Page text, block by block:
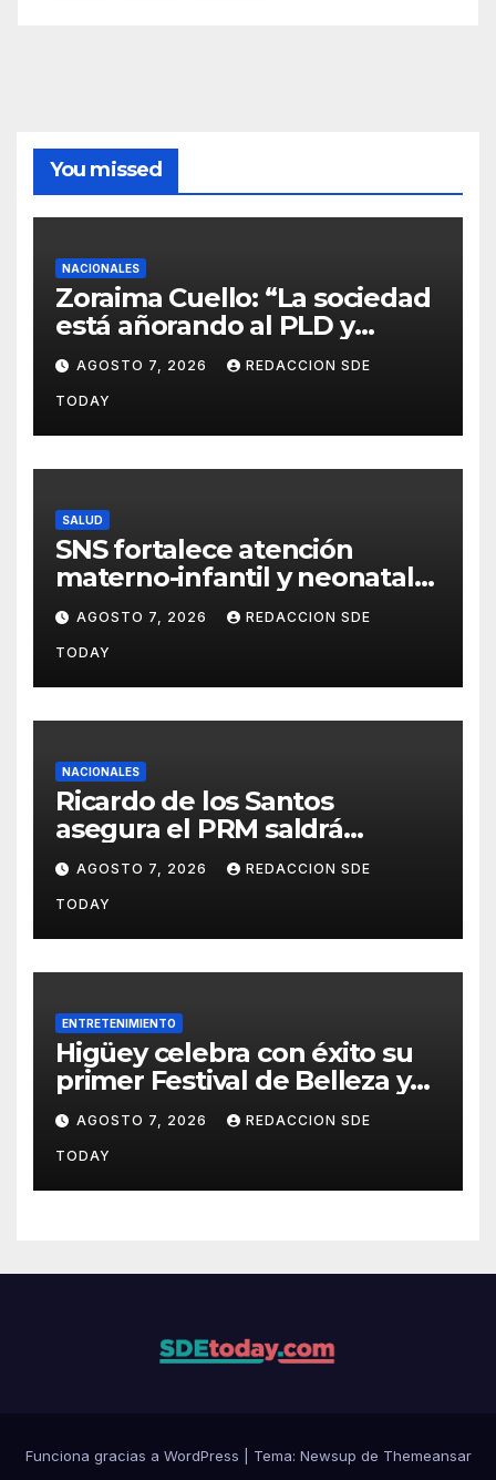
You missed
NACIONALES
Zoraima Cuello: “La sociedad
está añorando al PLD y
nuestro deber es comunicar
con la verdad y las
evidencias”
AGOSTO 7, 2026 REDACCION SDE
TODAY
SALUD
SNS fortalece atención
materno-infantil y neonatal
con nuevas estrategias y
avances en la Red Pública de
Salud
AGOSTO 7, 2026 REDACCION SDE
TODAY
NACIONALES
Ricardo de los Santos
asegura el PRM saldrá
fortalecido del proceso
interno para escoger nuevas
autoridades
AGOSTO 7, 2026 REDACCION SDE
TODAY
ENTRETENIMIENTO
Higüey celebra con éxito su
primer Festival de Belleza y
Emprendimiento
AGOSTO 7, 2026 REDACCION SDE
TODAY
Funciona gracias a WordPress Tema: Newsup de Themeansar